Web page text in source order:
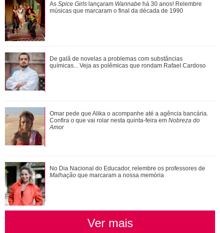
Além de Ariana Grande, confira famosas que já foram
criticadas pelos corpos magros (e rebat...
Pedro reage mal à visita de Pilar. Confira aqui o que vai
rolar nesta quinta-feira na novel...
Com a nova temporada de Minha Vida com a Família
Walter... Confira os triângulos amorosos d...
De galã de novelas a problemas com substâncias
químicas... Veja as polêmicas que rondam R...
As Spice Girls lançaram Wannabe há 30 anos! Relembre
músicas que marcaram o final da década de 1990
De galã de novelas a problemas com substâncias
químicas... Veja as polêmicas que rondam Rafael Cardoso
Omar pede que Alika o acompanhe até a agência bancária.
Confira o que vai rolar nesta quinta-feira em Nobreza do
Amor
No Dia Nacional do Educador, relembre os professores de
Malhação que marcaram a nossa memória
Ver mais